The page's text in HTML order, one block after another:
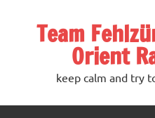
Team
Orient
keep calm and try